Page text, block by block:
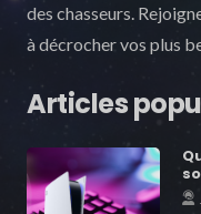
des chasseurs.
à décrocher vos plus
Articles